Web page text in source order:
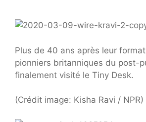
Plus de 40 ans après leur
pionniers britanniques du post-
finalement visité le Tiny Desk.
(Crédit image: Kisha Ravi / NPR)